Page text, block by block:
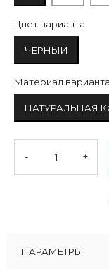
Цвет варианта
ЧЕРНЫЙ
Материал варианта
НАТУРАЛЬНАЯ
- +
ПАРАМЕТРЫ